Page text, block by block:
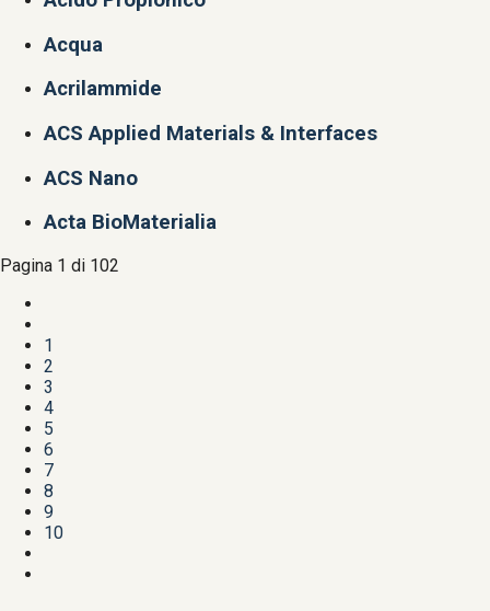
Acqua
Acrilammide
ACS Applied Materials & Interfaces
ACS Nano
Acta BioMaterialia
Pagina 1 di 102
1
2
3
4
5
6
7
8
9
10